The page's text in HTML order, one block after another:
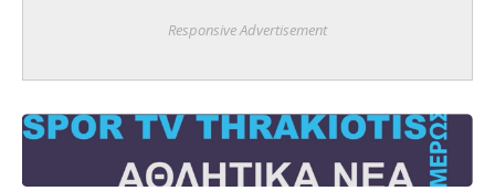
Responsive Advertisement